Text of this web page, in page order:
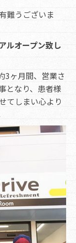
難うございま
ルオープン致し
3ヶ月間、営業さ
となり、患者様
てしまい心より